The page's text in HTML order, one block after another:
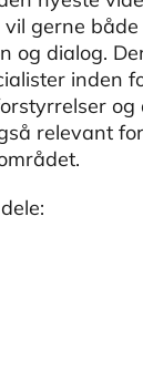
gerne
og dialog.
inden
og
relevant